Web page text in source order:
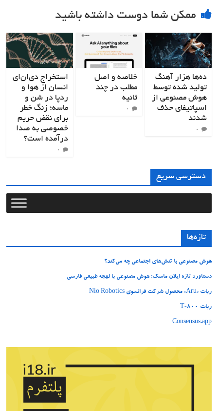
ممکن شما دوست داشته باشید
ده‌ها هزار آهنگ
تولید شده توسط
هوش مصنوعی از
اسپاتیفای حذف
شدند
۰
خلاصه و اصل
مطلب در چند
ثانیه
۰
استخراج دی‌ان‌ای
انسان از هوا و
ردپا در شن و
ماسه؛ زنگ خطر
برای نقض حریم
خصوصی به صدا
درآمده است؟
۰
دسترسی سریع
تازه‌ها
هوش مصنوعی با تنش‌های اجتماعی چه می‌کند؟
دستاورد تازه ایلان ماسک؛ هوش مصنوعی با لهجه طبیعی فارسی
ربات «Aru» محصول شرکت فرانسوی Nio Robotics
ربات T‑800
Consensus.app